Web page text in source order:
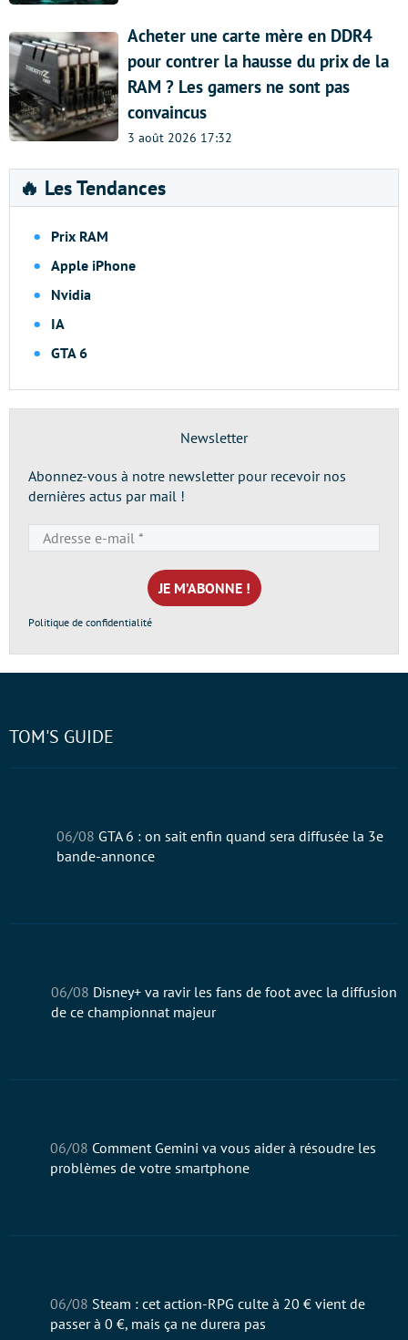
Acheter une carte mère en DDR4
pour contrer la hausse du prix de la
RAM ? Les gamers ne sont pas
convaincus
3 août 2026 17:32
🔥 Les Tendances
Prix RAM
Apple iPhone
Nvidia
IA
GTA 6
Newsletter
Abonnez-vous à notre newsletter pour recevoir nos
dernières actus par mail !
e-
mail
*
Politique de confidentialité
TOM'S GUIDE
06/08 GTA 6 : on sait enfin quand sera diffusée la 3e
bande-annonce
06/08 Disney+ va ravir les fans de foot avec la diffusion
de ce championnat majeur
06/08 Comment Gemini va vous aider à résoudre les
problèmes de votre smartphone
06/08 Steam : cet action-RPG culte à 20 € vient de
passer à 0 €, mais ça ne durera pas